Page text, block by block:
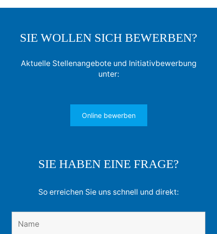
SIE WOLLEN SICH BEWERBEN?
Aktuelle Stellenangebote und Initiativbewerbung
unter:
Online bewerben
SIE HABEN EINE FRAGE?
So erreichen Sie uns schnell und direkt: